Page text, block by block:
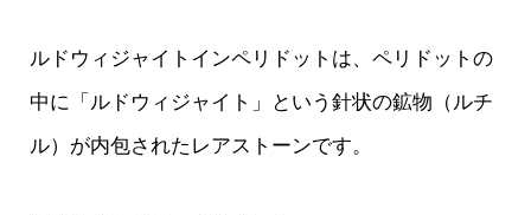
ルドウィジャイトインペリドットは、ペリドットの
中に「ルドウィジャイト」という針状の鉱物（ルチ
ル）が内包されたレアストーンです。